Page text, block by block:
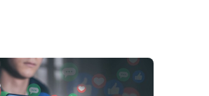
的犯罪型態及其可能觸犯之法